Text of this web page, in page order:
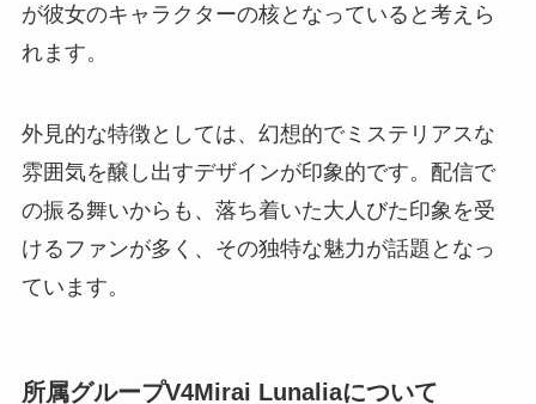
が彼女のキャラクターの核となっていると考えら
れます。
外見的な特徴としては、幻想的でミステリアスな
雰囲気を醸し出すデザインが印象的です。配信で
の振る舞いからも、落ち着いた大人びた印象を受
けるファンが多く、その独特な魅力が話題となっ
ています。
所属グループV4Mirai Lunaliaについて